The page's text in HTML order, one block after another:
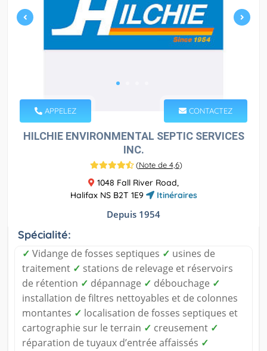
APPELEZ CONTACTEZ
HILCHIE ENVIRONMENTAL SEPTIC SERVICES
INC.
(Note de 4,6)
1048 Fall River Road,
Halifax NS B2T 1E9
Itinéraires
Depuis 1954
Spécialité:
✓ Vidange de fosses septiques ✓ usines de
traitement ✓ stations de relevage et réservoirs
de rétention ✓ dépannage ✓ débouchage ✓
installation de filtres nettoyables et de colonnes
montantes ✓ localisation de fosses septiques et
cartographie sur le terrain ✓ creusement ✓
réparation de tuyaux d’entrée affaissés ✓